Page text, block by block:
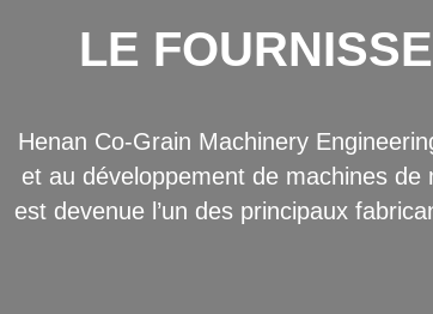
LE
Henan Co-Grain Machinery
et au développement de machines de
est devenue l’un des principaux